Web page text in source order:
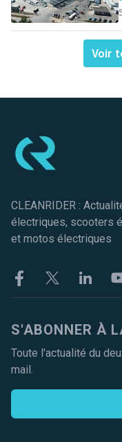
Voir
CLEANRIDER :
électriques, scooters
et motos électriques
FacebookTwitter Linkekin
S'ABONNER À
Toute l'actualité du
mail.